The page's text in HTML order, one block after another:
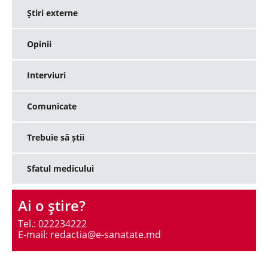
Ştiri externe
Opinii
Interviuri
Comunicate
Trebuie să știi
Sfatul medicului
Ai o ştire?
Tel.: 022234222
E-mail: redactia@e-sanatate.md